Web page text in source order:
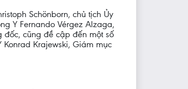
Schönborn, chủ tịch Ủy
Y Fernando Vérgez Alzaga,
đốc, cũng đề cập đến một số
Krajewski, Giám mục